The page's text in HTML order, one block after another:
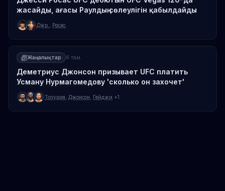
жасайды, ағасы Раулдың сөлеулігін қабылдайды
Джр. Росас
Жаңалықтар 6 там.
Деметриус Джонсон призывает UFC платить
Усману Нурмагомедову 'сколько он захочет'
Топурия Джонсон Гейджи +1